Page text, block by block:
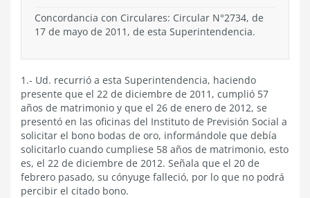
Concordancia con Circulares: Circular N°2734, de
17 de mayo de 2011, de esta Superintendencia.
1.- Ud. recurrió a esta Superintendencia, haciendo
presente que el 22 de diciembre de 2011, cumplió 57
años de matrimonio y que el 26 de enero de 2012, se
presentó en las oficinas del Instituto de Previsión Social a
solicitar el bono bodas de oro, informándole que debía
solicitarlo cuando cumpliese 58 años de matrimonio, esto
es, el 22 de diciembre de 2012. Señala que el 20 de
febrero pasado, su cónyuge falleció, por lo que no podrá
percibir el citado bono.